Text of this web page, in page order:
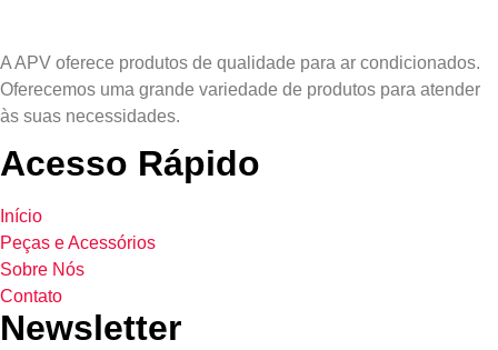
A APV oferece produtos de qualidade para ar condicionados.
Oferecemos uma grande variedade de produtos para atender
às suas necessidades.
Acesso Rápido
Início
Peças e Acessórios
Sobre Nós
Contato
Newsletter